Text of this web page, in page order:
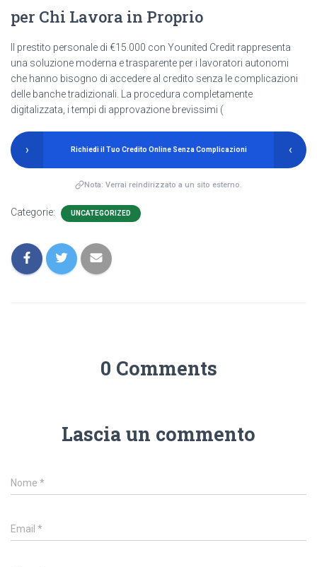
per Chi Lavora in Proprio
Il prestito personale di €15.000 con Younited Credit rappresenta
una soluzione moderna e trasparente per i lavoratori autonomi
che hanno bisogno di accedere al credito senza le complicazioni
delle banche tradizionali. La procedura completamente
digitalizzata, i tempi di approvazione brevissimi (
› Richiedi il Tuo Credito Online Senza Complicazioni ‹
Nota: Verrai reindirizzato a un sito esterno.
Categorie: UNCATEGORIZED
0 Comments
Lascia un commento
Nome *
Email *